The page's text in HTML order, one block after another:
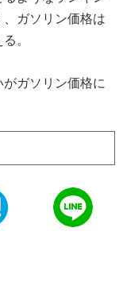
、ガソリン価格は
。
ガソリン価格に